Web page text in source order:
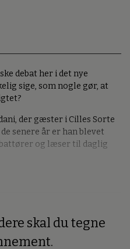
debat her i det nye
sige, som nogle gør, at
der gæster i Cilles Sorte
senere år er han blevet
og læser til daglig
skal du tegne